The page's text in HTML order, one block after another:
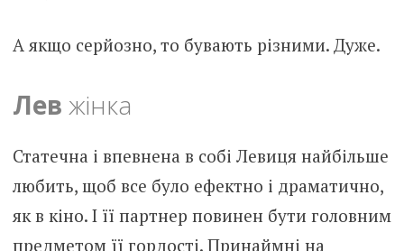
А якщо серйозно, то бувають різними. Дуже.
Лев жінка
Статечна і впевнена в собі Левиця найбільше
любить, щоб все було ефектно і драматично,
як в кіно. І її партнер повинен бути головним
предметом її гордості. Принаймні на